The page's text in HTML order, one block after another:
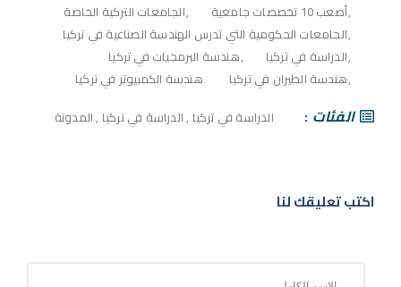
أصعب 10 تخصصات جامعية
الجامعات التركية الخاصة
الجامعات الحكومية التي تدرس الهندسة الصناعية في تركيا
الدراسة في تركيا
هندسة البرمجيات في تركيا
هندسة الطيران في تركيا
هندسة الكمبيوتر في تركيا
الفئات الدراسة في تركيا ,الدراسة في تركيا ,المدونة
اكتب تعليقك لنا